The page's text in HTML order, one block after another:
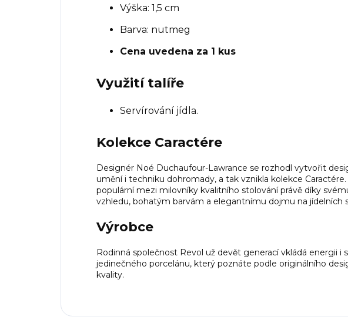
Výška: 1,5 cm
Barva: nutmeg
Cena uvedena za 1 kus
Využití talíře
Servírování jídla.
Kolekce Caractére
Designér Noé Duchaufour-Lawrance se rozhodl vytvořit
umění i techniku dohromady, a tak vznikla kolekce Caractére.
populární mezi milovníky kvalitního stolování právě díky
vzhledu, bohatým barvám a elegantnímu dojmu na jídelních
Výrobce
Rodinná společnost Revol už devět generací vkládá energii i
jedinečného porcelánu, který poznáte podle originálního
kvality.